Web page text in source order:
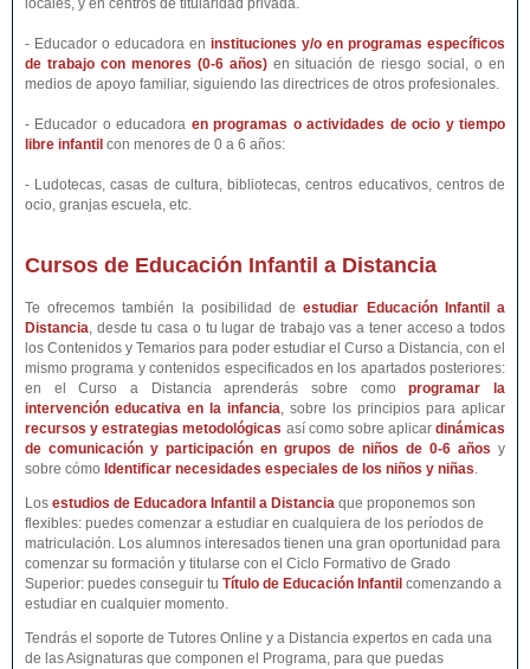
locales, y en centros de titularidad privada.
- Educador o educadora en instituciones y/o en programas específicos
de trabajo con menores (0-6 años)en situación de riesgo social, o en
medios de apoyo familiar, siguiendo las directrices de otros profesionales.
- Educador o educadora en programas o actividades de ocio y tiempo
libre infantil con menores de 0 a 6 años:
- Ludotecas, casas de cultura, bibliotecas, centros educativos, centros de
ocio, granjas escuela, etc.
Cursos de Educación Infantil a Distancia
Te ofrecemos también la posibilidad deestudiar Educación Infantil a
Distancia, desde tu casa o tu lugar de trabajo vas a tener acceso a todos
los Contenidos y Temarios para poder estudiar el Curso a Distancia, con el
mismo programa y contenidos especificados en los apartados posteriores:
en el Curso a Distancia aprenderás sobre comoprogramar la
intervención educativa en la infancia, sobre los principios para aplicar
recursos y estrategias metodológicas así como sobre aplicar dinámicas
de comunicación y participación en grupos de niños de 0-6 años y
sobre cómo Identificar necesidades especiales de los niños y niñas.
Los estudios de Educadora Infantil a Distancia que proponemos son
flexibles: puedes comenzar a estudiar en cualquiera de los períodos de
matriculación. Los alumnos interesados tienen una gran oportunidad para
comenzar su formación y titularse con el Ciclo Formativo de Grado
Superior: puedes conseguir tu Título de Educación Infantil comenzando a
estudiar en cualquier momento.
Tendrás el soporte de Tutores Online y a Distancia expertos en cada una
de las Asignaturas que componen el Programa, para que puedas